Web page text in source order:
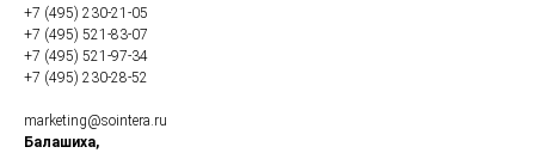
+7 (495) 230-21-05
+7 (495) 521-83-07
+7 (495) 521-97-34
+7 (495) 230-28-52
marketing@sointera.ru
Балашиха,